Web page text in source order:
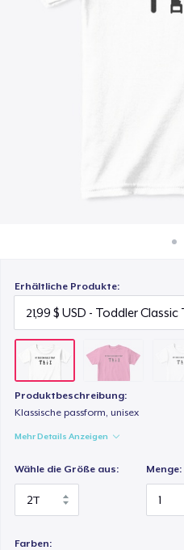
Erhältliche Produkte:
Produktbeschreibung:
Klassische passform, unisex
Mehr Details Anzeigen
Wähle die Größe aus: Menge:
Farben: